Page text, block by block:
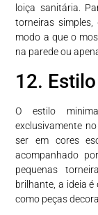
loiça sanitária.
torneiras
modo a que o
na parede ou
12.
O estilo
exclusivamente
ser em cores
acompanhado
pequenas
brilhante, a ideia
como peças